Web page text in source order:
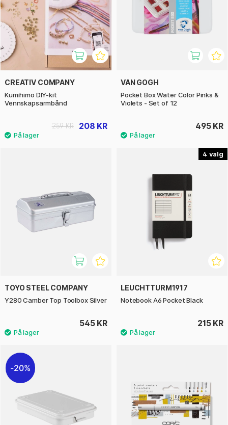
CREATIV COMPANY
Kumihimo DIY-kit
Vennskapsarmbånd
208 KR
259 KR
VAN GOGH
Pocket Box Water Color Pinks &
Violets - Set of 12
495 KR
TOYO STEEL COMPANY
Y280 Camber Top Toolbox Silver
545 KR
4
LEUCHTTURM1917
Notebook A6 Pocket Black
215 KR
20%